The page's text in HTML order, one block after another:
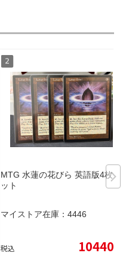
MTG 水蓮の花びら 英語版4枚セ
ット
マイストア在庫： 4446
税込 10440